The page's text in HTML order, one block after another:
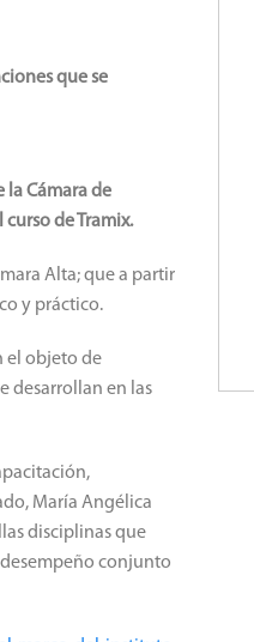
que se
la Cámara de
de Tramix.
Alta; que a partir
y práctico.
el objeto de
desarrollan en las
María Angélica
disciplinas que
conjunto